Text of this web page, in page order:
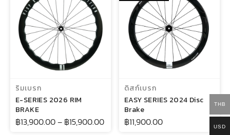
เลือกรูปแบบ
ริมเบรก
E-SERIES 2026 RIM
BRAKE
฿13,900.00– ฿15,900.00
เลือกรูปแบบ
ดิสก์เบรก
EASY SERIES 2024 Disc
Brake
฿11,900.00
THB
USD